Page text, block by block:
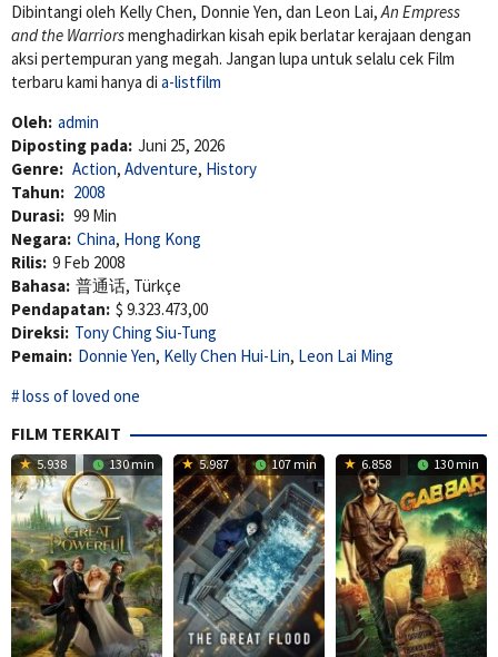
Dibintangi oleh Kelly Chen, Donnie Yen, dan Leon Lai,An Empress
and the Warriorsmenghadirkan kisah epik berlatar kerajaan dengan
aksi pertempuran yang megah. Jangan lupa untuk selalu cek Film
terbaru kami hanya di a-listfilm
Oleh: admin
Diposting pada: Juni 25, 2026
Genre: Action, Adventure, History
Tahun: 2008
Durasi: 99 Min
Negara: China, Hong Kong
Rilis: 9 Feb 2008
Bahasa: 普通话, Türkçe
Pendapatan: $ 9.323.473,00
Direksi: Tony Ching Siu-Tung
Pemain: Donnie Yen, Kelly Chen Hui-Lin, Leon Lai Ming
loss of loved one
FILM TERKAIT
5.938 130 min 5.987 107 min 6.858 130 min